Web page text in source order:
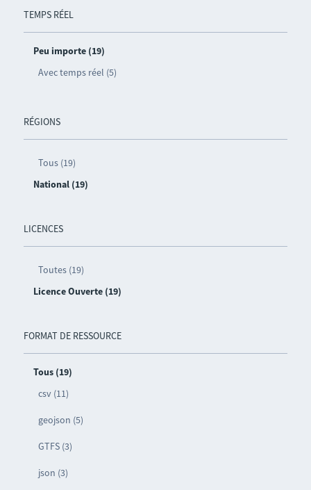
TEMPS RÉEL
Peu importe (19)
Avec temps réel (5)
RÉGIONS
Tous (19)
National (19)
LICENCES
Toutes (19)
Licence Ouverte (19)
FORMAT DE RESSOURCE
Tous (19)
csv (11)
geojson (5)
GTFS (3)
json (3)